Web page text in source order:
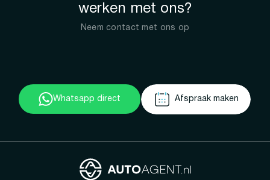
werken met ons?
Neem contact met ons op
Whatsapp direct Afspraak maken